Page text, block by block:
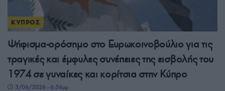
ΚΥΠΡΟΣ
Ψήφισμα-ορόσημο στο Ευρωκοινοβούλιο για τις
τραγικές και έμφυλες συνέπειες της εισβολής του
1974 σε γυναίκες και κορίτσια στην Κύπρο
3/06/2026 - 6:56μμ